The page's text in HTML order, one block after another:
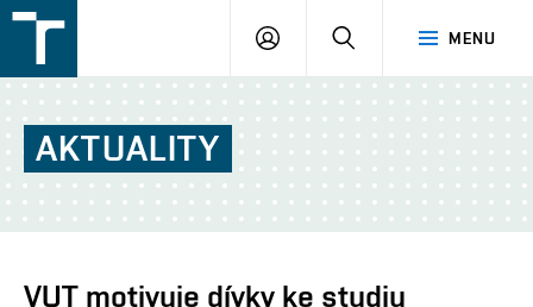
v
Brně
MENU
PŘIHLÁŠENÍ
AKTUALITY
VUT motivuje dívky ke studiu